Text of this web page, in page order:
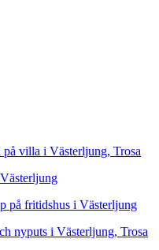
villa i Västerljung, Trosa
på fritidshus i Västerljung
nyputs i Västerljung, Trosa